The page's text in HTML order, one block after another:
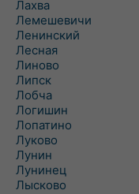
Лахва
Лемешевичи
Ленинский
Лесная
Линово
Липск
Лобча
Логишин
Лопатино
Луково
Лунин
Лунинец
Лысково